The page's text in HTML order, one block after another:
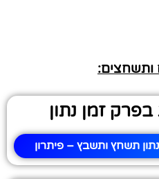
ותשחצים:
זמן נתון
תשחץ ותשבץ – פיתרון